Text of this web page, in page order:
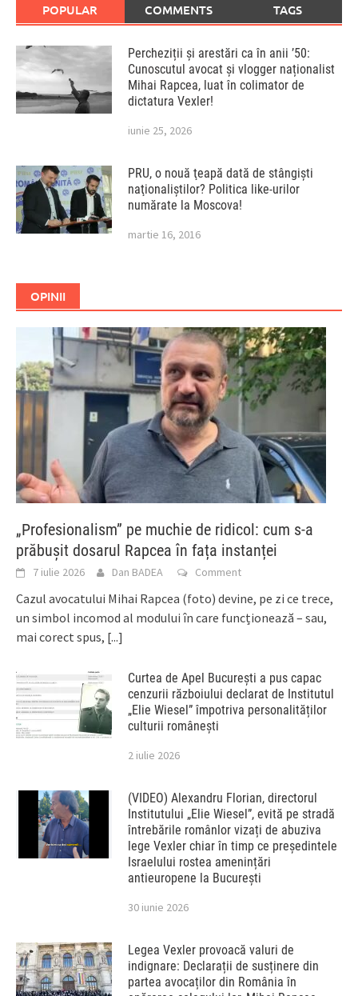
POPULAR COMMENTS TAGS
Percheziții și arestări ca în anii ’50:
Cunoscutul avocat și vlogger naționalist
Mihai Rapcea, luat în colimator de
dictatura Vexler!
iunie 25, 2026
PRU, o nouă ţeapă dată de stângişti
naţionaliştilor? Politica like-urilor
numărate la Moscova!
martie 16, 2016
OPINII
„Profesionalism” pe muchie de ridicol: cum s-a
prăbușit dosarul Rapcea în fața instanței
7 iulie 2026 Dan BADEA Comment
Cazul avocatului Mihai Rapcea (foto) devine, pe zi ce trece,
un simbol incomod al modului în care funcționează – sau,
mai corect spus, [...]
Curtea de Apel București a pus capac
cenzurii războiului declarat de Institutul
„Elie Wiesel” împotriva personalităților
culturii românești
2 iulie 2026
(VIDEO) Alexandru Florian, directorul
Institutului „Elie Wiesel”, evită pe stradă
întrebările românlor vizați de abuziva
lege Vexler chiar în timp ce președintele
Israelului rostea amenințări
antieuropene la București
30 iunie 2026
Legea Vexler provoacă valuri de
indignare: Declarații de susținere din
partea avocaților din România în